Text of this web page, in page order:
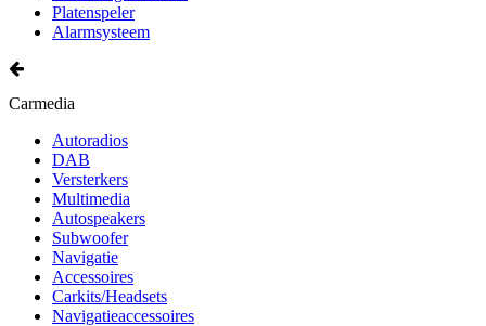
Platenspeler
Alarmsysteem
Carmedia
Autoradios
DAB
Versterkers
Multimedia
Autospeakers
Subwoofer
Navigatie
Accessoires
Carkits/Headsets
Navigatieaccessoires